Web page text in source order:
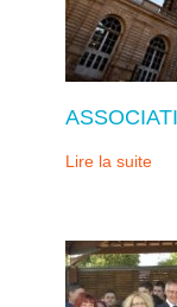
Lire la suite